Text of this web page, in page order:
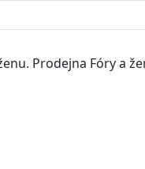
Prodejna Fóry a